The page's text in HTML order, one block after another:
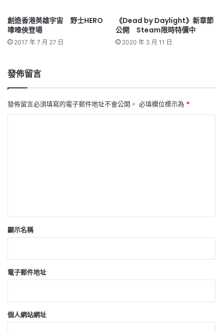
創造香港英雄宇宙 野士HERO
嗱喳俠登場
2017 年 7 月 27 日
《Dead by Daylight》新章節
公開 Steam限時特價中
2020 年 3 月 11 日
發佈留言
發佈留言必須填寫的電子郵件地址不會公開。 必填欄位標示為 *
顯示名稱
電子郵件地址
個人網站網址